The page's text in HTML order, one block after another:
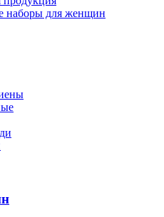
наборы для женщин